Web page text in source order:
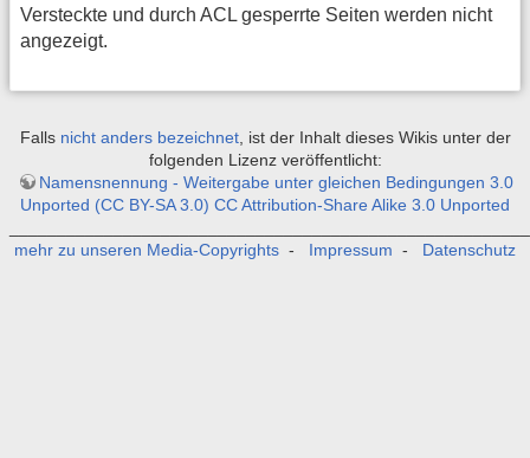
Versteckte und durch ACL gesperrte Seiten werden nicht
angezeigt.
Falls nicht anders bezeichnet, ist der Inhalt dieses Wikis unter der
folgenden Lizenz veröffentlicht:
Namensnennung - Weitergabe unter gleichen Bedingungen 3.0
Unported (CC BY-SA 3.0) CC Attribution-Share Alike 3.0 Unported
mehr zu unseren Media-Copyrights - Impressum - Datenschutz